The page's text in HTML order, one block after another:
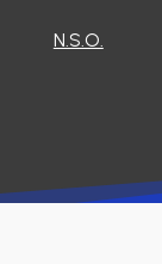
N.S.O.